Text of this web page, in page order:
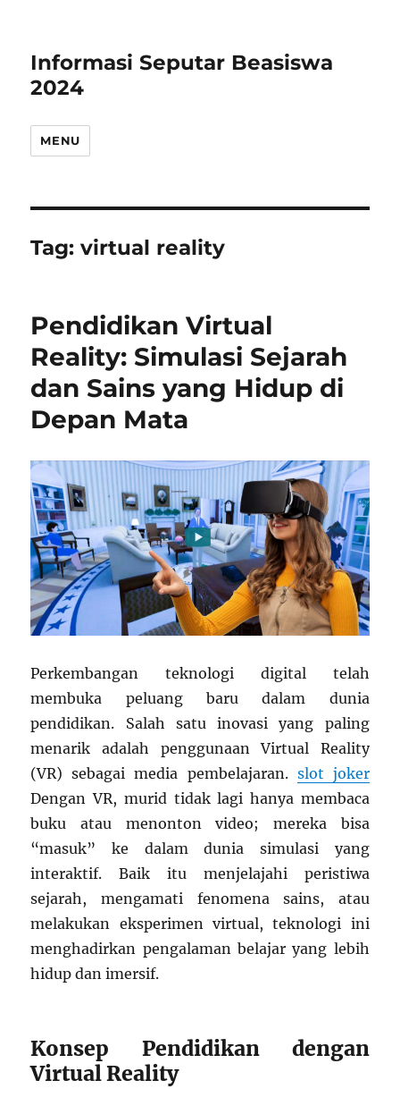
Informasi Seputar Beasiswa
2024
MENU
Tag:virtual reality
Pendidikan Virtual
Reality: Simulasi Sejarah
dan Sains yang Hidup di
Depan Mata
Perkembangan teknologi digital telah
membuka peluang baru dalam dunia
pendidikan. Salah satu inovasi yang paling
menarik adalah penggunaan Virtual Reality
(VR) sebagai media pembelajaran. slot joker
Dengan VR, murid tidak lagi hanya membaca
buku atau menonton video; mereka bisa
“masuk” ke dalam dunia simulasi yang
interaktif. Baik itu menjelajahi peristiwa
sejarah, mengamati fenomena sains, atau
melakukan eksperimen virtual, teknologi ini
menghadirkan pengalaman belajar yang lebih
hidup dan imersif.
Konsep Pendidikan dengan
Virtual Reality